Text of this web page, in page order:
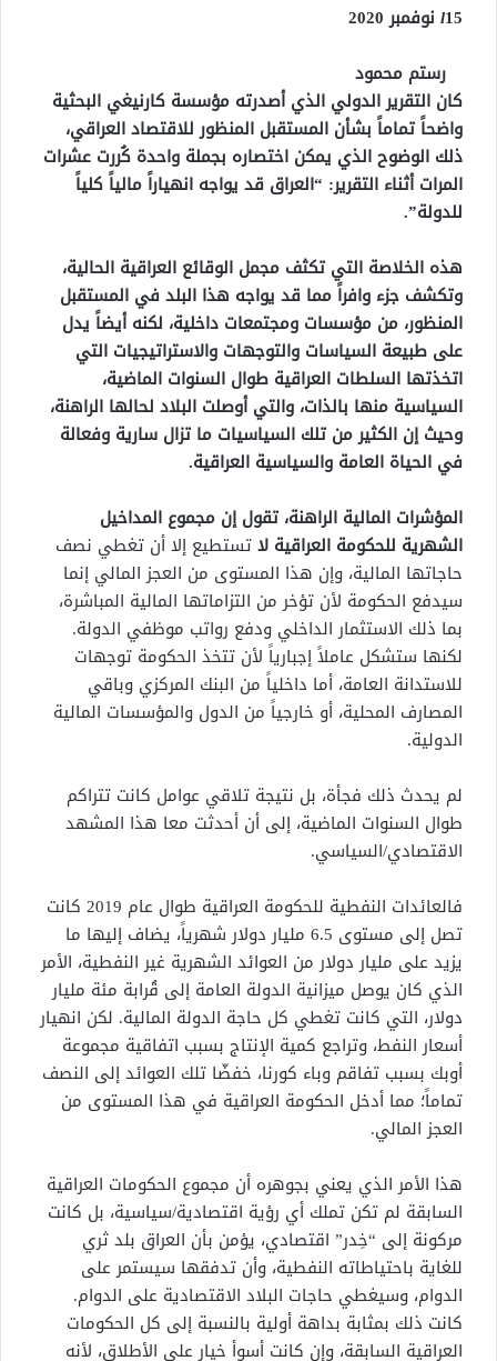
l15 نوفمبر 2020
رستم محمود
كان التقرير الدولي الذي أصدرته مؤسسة كارنيغي البحثية
واضحاً تماماً بشأن المستقبل المنظور للاقتصاد العراقي،
ذلك الوضوح الذي يمكن اختصاره بجملة واحدة كُررت عشرات
المرات أثناء التقرير: “العراق قد يواجه انهياراً مالياً كلياً
للدولة”.
هذه الخلاصة التي تكثف مجمل الوقائع العراقية الحالية،
وتكشف جزء وافراً مما قد يواجه هذا البلد في المستقبل
المنظور، من مؤسسات ومجتمعات داخلية، لكنه أيضاً يدل
على طبيعة السياسات والتوجهات والاستراتيجيات التي
اتخذتها السلطات العراقية طوال السنوات الماضية،
السياسية منها بالذات، والتي أوصلت البلاد لحالها الراهنة،
وحيث إن الكثير من تلك السياسيات ما تزال سارية وفعالة
في الحياة العامة والسياسية العراقية.
المؤشرات المالية الراهنة، تقول إن مجموع المداخيل
الشهرية للحكومة العراقية لاتستطيع إلا أن تغطي نصف
حاجاتها المالية، وإن هذا المستوى من العجز المالي إنما
سيدفع الحكومة لأن تؤخر من التزاماتها المالية المباشرة،
بما ذلك الاستثمار الداخلي ودفع رواتب موظفي الدولة.
لكنها ستشكل عاملاً إجبارياً لأن تتخذ الحكومة توجهات
للاستدانة العامة، أما داخلياً من البنك المركزي وباقي
المصارف المحلية، أو خارجياً من الدول والمؤسسات المالية
الدولية.
لم يحدث ذلك فجأة، بل نتيجة تلاقي عوامل كانت تتراكم
طوال السنوات الماضية، إلى أن أحدثت معا هذا المشهد
الاقتصادي/السياسي.
فالعائدات النفطية للحكومة العراقية طوال عام 2019 كانت
تصل إلى مستوى 6.5 مليار دولار شهرياً، يضاف إليها ما
يزيد على مليار دولار من العوائد الشهرية غير النفطية، الأمر
الذي كان يوصل ميزانية الدولة العامة إلى قُرابة مئة مليار
دولار، التي كانت تغطي كل حاجة الدولة المالية. لكن انهيار
أسعار النفط، وتراجع كمية الإنتاج بسبب اتفاقية مجموعة
أوبك بسبب تفاقم وباء كورنا، خفضّا تلك العوائد إلى النصف
تماماً؛ مما أدخل الحكومة العراقية في هذا المستوى من
العجز المالي.
هذا الأمر الذي يعني بجوهره أن مجموع الحكومات العراقية
السابقة لم تكن تملك أي رؤية اقتصادية/سياسية، بل كانت
مركونة إلى “خِدر” اقتصادي، يؤمن بأن العراق بلد ثري
للغاية باحتياطاته النفطية، وأن تدفقها سيستمر على
الدوام، وسيغطي حاجات البلاد الاقتصادية على الدوام.
كانت ذلك بمثابة بداهة أولية بالنسبة إلى كل الحكومات
العراقية السابقة، وإن كانت أسوأ خيار على الأطلاق، لأنه